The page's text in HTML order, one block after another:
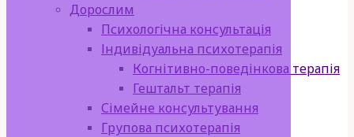
Дорослим
Психологічна консультація
Індивідуальна психотерапія
Когнітивно-поведінкова терапія
Гештальт терапія
Сімейне консультування
Групова психотерапія